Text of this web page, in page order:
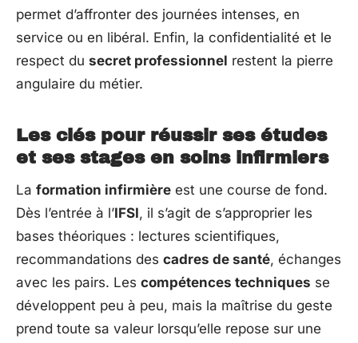
permet d’affronter des journées intenses, en
service ou en libéral. Enfin, la confidentialité et le
respect du secret professionnel restent la pierre
angulaire du métier.
Les clés pour réussir ses études
et ses stages en soins infirmiers
La formation infirmière est une course de fond.
Dès l’entrée à l’IFSI, il s’agit de s’approprier les
bases théoriques : lectures scientifiques,
recommandations des cadres de santé, échanges
avec les pairs. Les compétences techniques se
développent peu à peu, mais la maîtrise du geste
prend toute sa valeur lorsqu’elle repose sur une